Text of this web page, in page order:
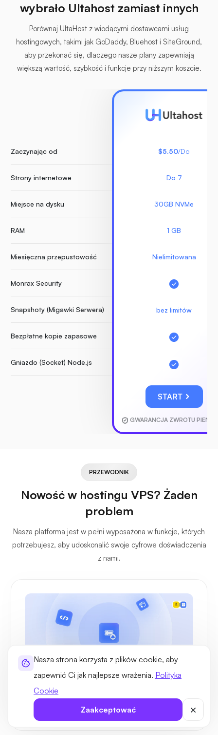
Nasza strona korzysta z plików cookie, aby
zapewnić Ci jak najlepsze wrażenia. Polityka
Cookie
Zaakceptować
wybrało Ultahost zamiast innych
Porównaj UltaHost z wiodącymi dostawcami usług
hostingowych, takimi jak GoDaddy, Bluehost i SiteGround,
aby przekonać się, dlaczego nasze plany zapewniają
większą wartość, szybkość i funkcje przy niższym koszcie.
Zaczynając od
Strony internetowe
Miejsce na dysku
RAM
Miesięczna przepustowość
Monrax Security
Snapshoty (Migawki Serwera)
Bezpłatne kopie zapasowe
Gniazdo (Socket) Node.js
$5.50/Do
Do 7
30GB NVMe
1 GB
Nielimitowana
bez limitów
START
GWARANCJA ZWROTU
PRZEWODNIK
Nowość w hostingu VPS? Żaden
problem
Nasza platforma jest w pełni wyposażona w funkcje, których
potrzebujesz, aby udoskonalić swoje cyfrowe doświadczenia
z nami.
Przykłady zastosowań
Przypadki użycia i cel zarządzanego Belize